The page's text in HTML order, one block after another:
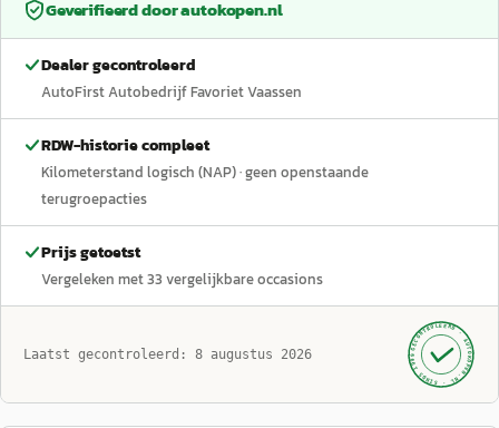
Geverifieerd doorautokopen.nl
Dealer gecontroleerd
AutoFirst Autobedrijf Favoriet Vaassen
RDW-historie compleet
Kilometerstand logisch (NAP)· geen openstaande
terugroepacties
Prijs getoetst
Vergeleken met33 vergelijkbare occasions
Laatst gecontroleerd: 8 augustus 2026 GECONTROLEERD ·
AUTOKOPEN.NL
· SINDS 1999 ·